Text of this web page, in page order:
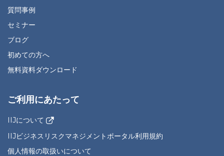
質問事例
セミナー
ブログ
初めての方へ
無料資料ダウンロード
ご利用にあたって
IIJについて
IIJビジネスリスクマネジメントポータル利用規約
個人情報の取扱いについて